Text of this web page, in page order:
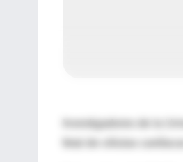
Investigadores de la
fetal de células